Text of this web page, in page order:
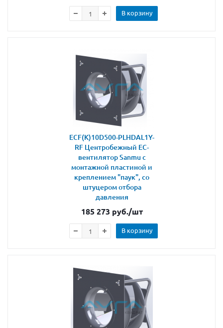
В корзину
ECF(K)10D500-PLHDAL1Y-
RF Центробежный ЕС-
вентилятор Sanmu с
монтажной пластиной и
креплением "паук", со
штуцером отбора
давления
185 273 руб./шт
В корзину